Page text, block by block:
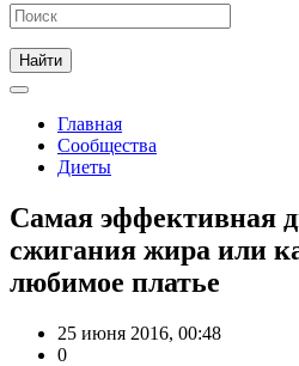
Главная
Сообщества
Диеты
Самая эффективная
сжигания жира или
любимое платье
25 июня 2016, 00:48
0